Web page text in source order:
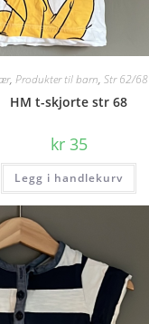
, Produkter til barn, Str 62/68
HM t-skjorte str 68
kr35
Legg i handlekurv